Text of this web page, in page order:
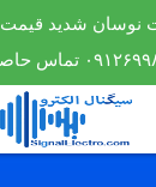
نوسان شدید قیمت
تماس حاصل فرمایید